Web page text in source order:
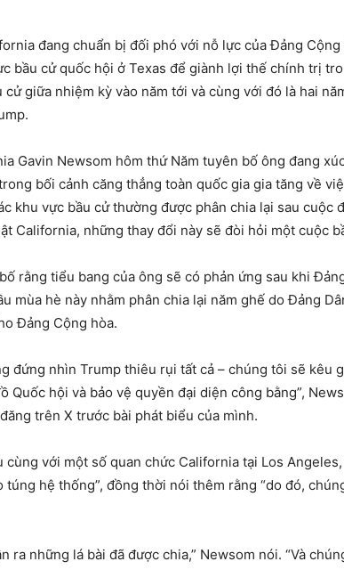
đang chuẩn bị đối phó với nỗ lực của Đảng
bầu cử quốc hội ở Texas để giành lợi thế chính trị
giữa nhiệm kỳ vào năm tới và cùng với đó là hai
Gavin Newsom hôm thứ Năm tuyên bố ông đang
bối cảnh căng thẳng toàn quốc gia gia tăng về
khu vực bầu cử thường được phân chia lại sau cuộc
California, những thay đổi này sẽ đòi hỏi một cuộc
rằng tiểu bang của ông sẽ có phản ứng sau khi
mùa hè này nhằm phân chia lại năm ghế do Đảng
Đảng Cộng hòa.
đứng nhìn Trump thiêu rụi tất cả – chúng tôi sẽ kêu
Quốc hội và bảo vệ quyền đại diện công bằng”,
trên X trước bài phát biểu của mình.
cùng với một số quan chức California tại Los
túng hệ thống”, đồng thời nói thêm rằng “do đó,
ra những lá bài đã được chia,” Newsom nói. “Và